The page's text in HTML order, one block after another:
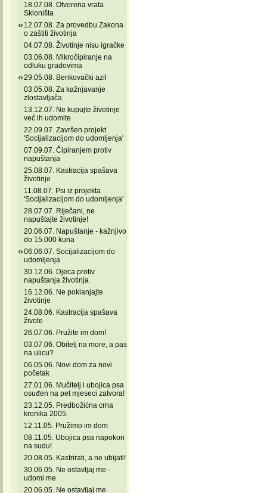
18.07.08. Otvorena vrata
Skloništa
12.07.08. Za provedbu Zakona
o zaštiti životinja
04.07.08. Životinje nisu igračke
03.06.08. Mikročipiranje na
odluku gradovima
29.05.08. Benkovački azil
03.05.08. Za kažnjavanje
zlostavljača
13.12.07. Ne kupujte životinje
već ih udomite
22.09.07. Završen projekt
'Socijalizacijom do udomljenja'
07.09.07. Čipiranjem protiv
napuštanja
25.08.07. Kastracija spašava
životinje
11.08.07. Psi iz projekta
'Socijalizacijom do udomljenja'
28.07.07. Riječani, ne
napuštajte životinje!
20.06.07. Napuštanje - kažnjivo
do 15.000 kuna
06.06.07. Socijalizacijom do
udomljenja
30.12.06. Djeca protiv
napuštanja životinja
16.12.06. Ne poklanjajte
životinje
24.08.06. Kastracija spašava
živote
26.07.06. Pružite im dom!
03.07.06. Obitelj na more, a pas
na ulicu?
06.05.06. Novi dom za novi
početak
27.01.06. Mučitelj i ubojica psa
osuđen na pet mjeseci zatvora!
23.12.05. Predbožićna crna
kronika 2005.
12.11.05. Pružimo im dom
08.11.05. Ubojica psa napokon
na sudu!
20.08.05. Kastrirati, a ne ubijati!
30.06.05. Ne ostavljaj me -
udomi me
20.06.05. Ne ostavljaj me